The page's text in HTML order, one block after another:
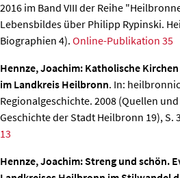
2016 im Band VIII der Reihe
Lebensbildes über Philipp Rypinski.
Biographien 4). Online-Publikation 35
Hennze, Joachim: Katholische
im Landkreis Heilbronn. In:
Regionalgeschichte. 2008 (Quellen
Geschichte der Stadt Heilbronn 19), S.
13
Hennze, Joachim: Streng und schön.